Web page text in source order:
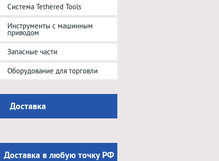
Система Tethered Tools
Инструменты с машинным
приводом
Запасные части
Оборудование для торговли
Доставка
Доставка в любую точку РФ